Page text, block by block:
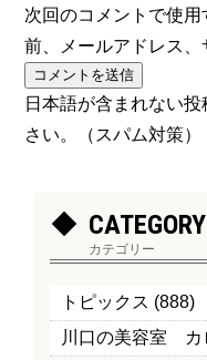
次回のコメントで使
前、メールアドレス、
日本語が含まれない
さい。（スパム対策）
CATEGORY
カテゴリー
トピックス (888)
川口の美容室 カ